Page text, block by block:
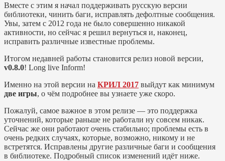
Вместе с этим я начал поддерживать русскую версии
библиотеки, чинить баги, исправлять дефолтные сообщения.
Увы, затем с 2012 года не было совершенно никакой
активности, но сейчас я решил вернуться и, наконец,
исправить различные известные проблемы.
Итогом недавней работы становится релиз новой версии,
v0.8.0! Long live Inform!
Именно на этой версии на КРИЛ 2017 выйдут как минимум
две игры, о чём подробнее вы узнаете уже скоро.
Пожалуй, самое важное в этом релизе — это поддержка
уточнений, которые раньше не работали ну совсем никак.
Сейчас же они работают очень стабильно; проблемы есть в
очень редких случаях, которые, возможно, никому и не
встретятся. Исправлены другие различные баги и сообщения
в библиотеке. Подробный список изменений идёт ниже.